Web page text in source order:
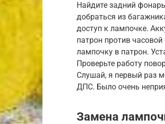
Найдите задний
добраться из
доступ к лампочке.
патрон против
лампочку в патрон.
Проверьте работу
Слушай, я первый раз
ДПС. Было очень
Замена